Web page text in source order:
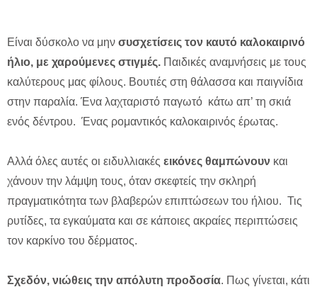
Είναι δύσκολο να μην συσχετίσεις τον καυτό καλοκαιρινό
ήλιο, με χαρούμενες στιγμές. Παιδικές αναμνήσεις με τους
καλύτερους μας φίλους. Βουτιές στη θάλασσα και παιγνίδια
στην παραλία. Ένα λαχταριστό παγωτό κάτω απ’ τη σκιά
ενός δέντρου. Ένας ρομαντικός καλοκαιρινός έρωτας.
Αλλά όλες αυτές οι ειδυλλιακές εικόνες θαμπώνουν και
χάνουν την λάμψη τους, όταν σκεφτείς την σκληρή
πραγματικότητα των βλαβερών επιπτώσεων του ήλιου. Τις
ρυτίδες, τα εγκαύματα και σε κάποιες ακραίες περιπτώσεις
τον καρκίνο του δέρματος.
Σχεδόν, νιώθεις την απόλυτη προδοσία. Πως γίνεται, κάτι